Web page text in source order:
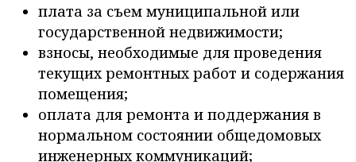
плата за съем муниципальной или
государственной недвижимости;
взносы, необходимые для проведения
текущих ремонтных работ и содержания
помещения;
оплата для ремонта и поддержания в
нормальном состоянии общедомовых
инженерных коммуникаций;